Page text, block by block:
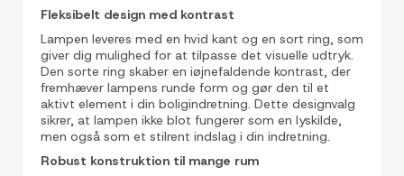
Fleksibelt design med kontrast
Lampen leveres med en hvid kant og en sort ring, som
giver dig mulighed for at tilpasse det visuelle udtryk.
Den sorte ring skaber en iøjnefaldende kontrast, der
fremhæver lampens runde form og gør den til et
aktivt element i din boligindretning. Dette designvalg
sikrer, at lampen ikke blot fungerer som en lyskilde,
men også som et stilrent indslag i din indretning.
Robust konstruktion til mange rum